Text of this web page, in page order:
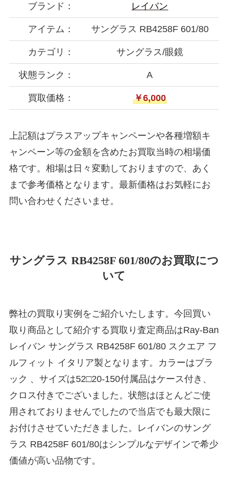
ブランド： レイバン
アイテム： サングラス RB4258F 601/80
カテゴリ： サングラス/眼鏡
状態ランク： A
買取価格： ￥6,000
上記額はプラスアップキャンペーンや各種増額キ
ャンペーン等の金額を含めたお買取当時の相場価
格です。相場は日々変動しておりますので、あく
まで参考価格となります。最新価格はお気軽にお
問い合わせくださいませ。
サングラス RB4258F 601/80のお買取につ
いて
弊社の買取り実例をご紹介いたします。今回買い
取り商品として紹介する買取り査定商品はRay-Ban
レイバン サングラス RB4258F 601/80 スクエア フ
ルフィット イタリア製となります。カラーはブラ
ック 、サイズは52□20-150付属品はケース付き、
クロス付きでございました。状態はほとんどご使
用されておりませんでしたので当店でも最大限に
お付けさせていただきました。レイバンのサング
ラス RB4258F 601/80はシンプルなデザインで希少
価値が高い品物です。